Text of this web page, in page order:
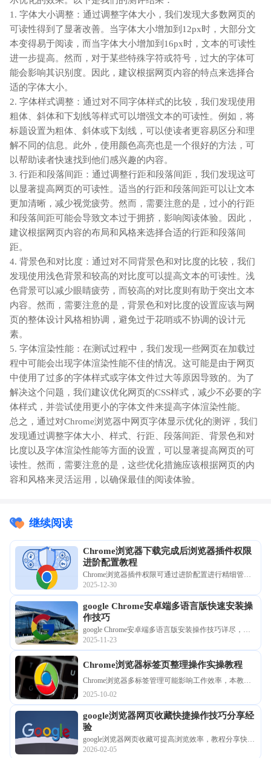
1. 字体大小调整：通过调整字体大小，我们发现大多数网页的
可读性得到了显著改善。当字体大小增加到12px时，大部分文
本变得易于阅读，而当字体大小增加到16px时，文本的可读性
进一步提高。然而，对于某些特殊字符或符号，过大的字体可
能会影响其识别度。因此，建议根据网页内容的特点来选择合
适的字体大小。
2. 字体样式调整：通过对不同字体样式的比较，我们发现使用
粗体、斜体和下划线等样式可以增强文本的可读性。例如，将
标题设置为粗体、斜体或下划线，可以使读者更容易区分和理
解不同的信息。此外，使用颜色高亮也是一个很好的方法，可
以帮助读者快速找到他们感兴趣的内容。
3. 行距和段落间距：通过调整行距和段落间距，我们发现这可
以显著提高网页的可读性。适当的行距和段落间距可以让文本
更加清晰，减少视觉疲劳。然而，需要注意的是，过小的行距
和段落间距可能会导致文本过于拥挤，影响阅读体验。因此，
建议根据网页内容的布局和风格来选择合适的行距和段落间
距。
4. 背景色和对比度：通过对不同背景色和对比度的比较，我们
发现使用浅色背景和较高的对比度可以提高文本的可读性。浅
色背景可以减少眼睛疲劳，而较高的对比度则有助于突出文本
内容。然而，需要注意的是，背景色和对比度的设置应该与网
页的整体设计风格相协调，避免过于花哨或不协调的设计元
素。
5. 字体渲染性能：在测试过程中，我们发现一些网页在加载过
程中可能会出现字体渲染性能不佳的情况。这可能是由于网页
中使用了过多的字体样式或字体文件过大等原因导致的。为了
解决这个问题，我们建议优化网页的CSS样式，减少不必要的字
体样式，并尝试使用更小的字体文件来提高字体渲染性能。
总之，通过对Chrome浏览器中网页字体显示优化的测评，我们
发现通过调整字体大小、样式、行距、段落间距、背景色和对
比度以及字体渲染性能等方面的设置，可以显著提高网页的可
读性。然而，需要注意的是，这些优化措施应该根据网页的内
容和风格来灵活运用，以确保最佳的阅读体验。
继续阅读
Chrome浏览器下载完成后浏览器插件权限
进阶配置教程
Chrome浏览器插件权限可通过进阶配置进行精细管
理，用户可控制访问权限，教程提供操作方法，帮助
提升浏览器使用安全。
2025-12-30
google Chrome安卓端多语言版快速安装操
作技巧
google Chrome安卓端多语言版安装操作技巧详尽，适
合多语言需求。本文分享完整步骤和方法，帮助用户
2025-11-23
Chrome浏览器标签页整理操作实操教程
Chrome浏览器多标签管理可能影响工作效率，本教程
提供整理操作实操方法，包括标签分组、快速切换和
整理技巧，帮助用户高效管理浏览窗口，提升浏览体
验。
2025-10-02
google浏览器网页收藏快捷操作技巧分享经
验
google浏览器网页收藏可提高浏览效率，教程分享快捷
操作技巧，包括书签添加、分类整理及快速访问方
2026-02-05